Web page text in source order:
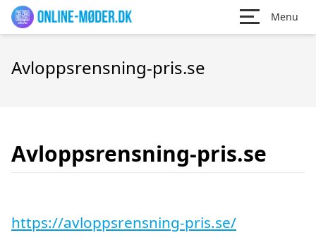
Menu
Avloppsrensning-pris.se
Avloppsrensning-pris.se
https://avloppsrensning-pris.se/